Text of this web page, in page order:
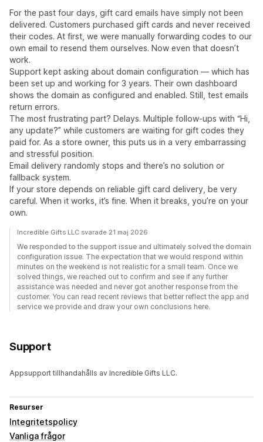
For the past four days, gift card emails have simply not been
delivered. Customers purchased gift cards and never received
their codes. At first, we were manually forwarding codes to our
own email to resend them ourselves. Now even that doesn’t
work.
Support kept asking about domain configuration — which has
been set up and working for 3 years. Their own dashboard
shows the domain as configured and enabled. Still, test emails
return errors.
The most frustrating part? Delays. Multiple follow-ups with “Hi,
any update?” while customers are waiting for gift codes they
paid for. As a store owner, this puts us in a very embarrassing
and stressful position.
Email delivery randomly stops and there’s no solution or
fallback system.
If your store depends on reliable gift card delivery, be very
careful. When it works, it’s fine. When it breaks, you’re on your
own.
Incredible Gifts LLC svarade 21 maj 2026
We responded to the support issue and ultimately solved the domain
configuration issue. The expectation that we would respond within
minutes on the weekend is not realistic for a small team. Once we
solved things, we reached out to confirm and see if any further
assistance was needed and never got another response from the
customer. You can read recent reviews that better reflect the app and
service we provide and draw your own conclusions here.
Support
Appsupport tillhandahålls av Incredible Gifts LLC.
Resurser
Integritetspolicy
Vanliga frågor